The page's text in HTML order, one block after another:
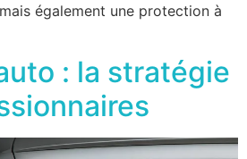
également une protection à
: la stratégie